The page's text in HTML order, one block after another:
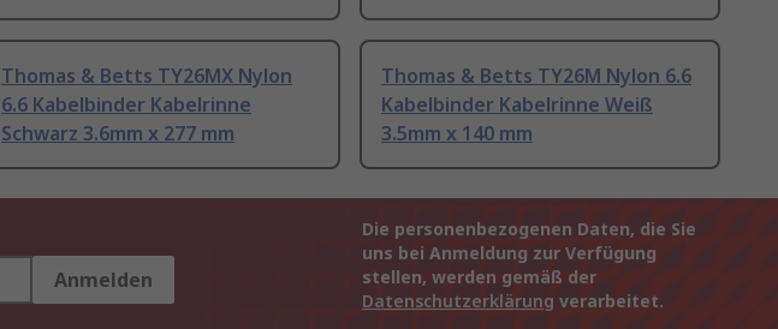
Thomas & Betts TY26MX Nylon
6.6 Kabelbinder Kabelrinne
Schwarz 3.6mm x 277 mm
Thomas & Betts TY26M Nylon 6.6
Kabelbinder Kabelrinne Weiß
3.5mm x 140 mm
Anmelden
Die personenbezogenen Daten, die Sie
uns bei Anmeldung zur Verfügung
stellen, werden gemäß der
Datenschutzerklärung verarbeitet.